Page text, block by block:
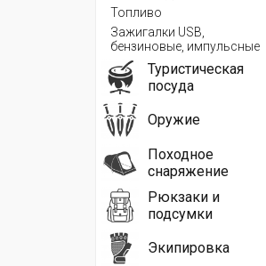
Топливо
Зажигалки USB,
бензиновые, импульсные
Туристическая
посуда
Оружие
Походное
снаряжение
Рюкзаки и
подсумки
Экипировка